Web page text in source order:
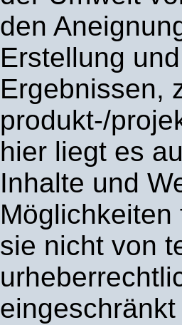
den
Erstellung
Ergebnissen,
produkt-/
hier liegt es
Inhalte und
Möglichkeiten
sie nicht von